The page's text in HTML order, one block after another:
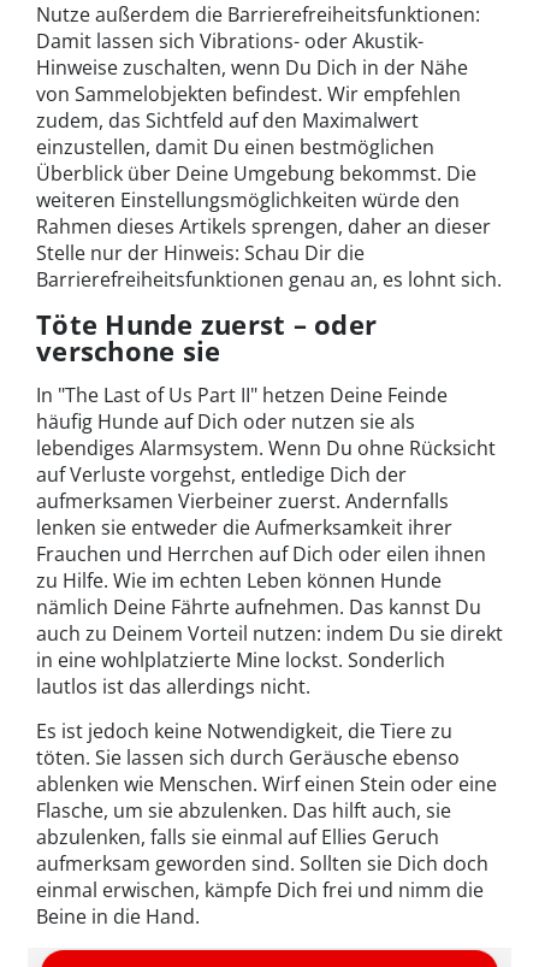
Nutze außerdem die Barrierefreiheitsfunktionen:
Damit lassen sich Vibrations- oder Akustik-
Hinweise zuschalten, wenn Du Dich in der Nähe
von Sammelobjekten befindest. Wir empfehlen
zudem, das Sichtfeld auf den Maximalwert
einzustellen, damit Du einen bestmöglichen
Überblick über Deine Umgebung bekommst. Die
weiteren Einstellungsmöglichkeiten würde den
Rahmen dieses Artikels sprengen, daher an dieser
Stelle nur der Hinweis: Schau Dir die
Barrierefreiheitsfunktionen genau an, es lohnt sich.
Töte Hunde zuerst – oder
verschone sie
In "The Last of Us Part II" hetzen Deine Feinde
häufig Hunde auf Dich oder nutzen sie als
lebendiges Alarmsystem. Wenn Du ohne Rücksicht
auf Verluste vorgehst, entledige Dich der
aufmerksamen Vierbeiner zuerst. Andernfalls
lenken sie entweder die Aufmerksamkeit ihrer
Frauchen und Herrchen auf Dich oder eilen ihnen
zu Hilfe. Wie im echten Leben können Hunde
nämlich Deine Fährte aufnehmen. Das kannst Du
auch zu Deinem Vorteil nutzen: indem Du sie direkt
in eine wohlplatzierte Mine lockst. Sonderlich
lautlos ist das allerdings nicht.
Es ist jedoch keine Notwendigkeit, die Tiere zu
töten. Sie lassen sich durch Geräusche ebenso
ablenken wie Menschen. Wirf einen Stein oder eine
Flasche, um sie abzulenken. Das hilft auch, sie
abzulenken, falls sie einmal auf Ellies Geruch
aufmerksam geworden sind. Sollten sie Dich doch
einmal erwischen, kämpfe Dich frei und nimm die
Beine in die Hand.